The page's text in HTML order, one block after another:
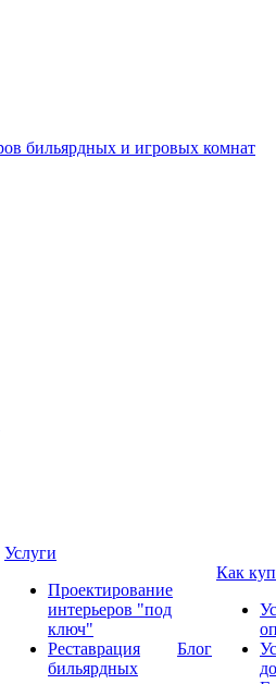
Услуги
Проектирование
интерьеров "под
ключ"
Реставрация
бильярдных
Блог
Как